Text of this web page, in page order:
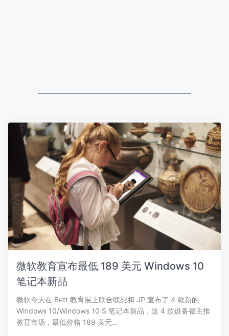
微软教育宣布最低 189 美元 Windows 10
笔记本新品
微软今天在 Bett 教育展上联合联想和 JP 宣布了 4 款新的
Windows 10/Windows 10 S 笔记本新品，这 4 款设备都主推
教育市场，最低价格 189 美元…